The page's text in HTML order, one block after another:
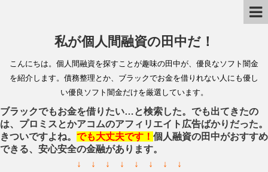
私が個人間融資の田中だ！
こんにちは。個人間融資を探すことが趣味の田中が、優良なソフト闇金
を紹介します。債務整理とか、ブラックでお金を借りれない人にも優し
い優良ソフト闇金だけを厳選しています。
ブラックでもお金を借りたい…と検索した。でも出てきたの
は、プロミスとかアコムのアフィリエイト広告ばかりだった。
きついですよね。 でも大丈夫です！ 個人融資の田中がおすすめ
できる、安心安全の金融があります。
↓ ↓ ↓ ↓ ↓ ↓ ↓ ↓